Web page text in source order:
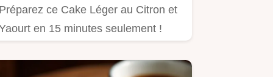
ce Cake Léger au Citron et
en 15 minutes seulement !